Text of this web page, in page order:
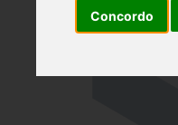
Concordo